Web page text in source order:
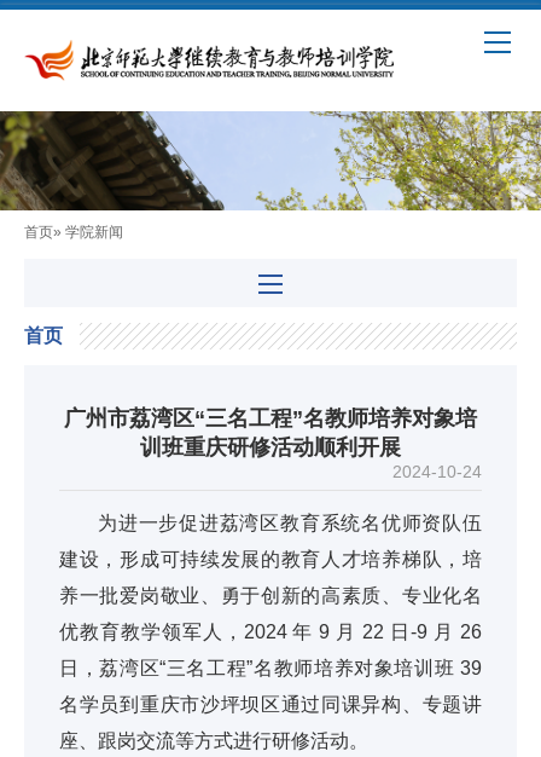
首页» 学院新闻
首页
广州市荔湾区“三名工程”名教师培养对象培
训班重庆研修活动顺利开展
2024-10-24
为进一步促进荔湾区教育系统名优师资队伍
建设，形成可持续发展的教育人才培养梯队，培
养一批爱岗敬业、勇于创新的高素质、专业化名
优教育教学领军人，2024 年 9 月 22 日-9 月 26
日，荔湾区“三名工程”名教师培养对象培训班 39
名学员到重庆市沙坪坝区通过同课异构、专题讲
座、跟岗交流等方式进行研修活动。